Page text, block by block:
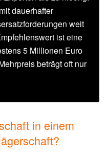
dauerhafter
weit
ist eine
5 Millionen Euro
beträgt oft nur
in einem